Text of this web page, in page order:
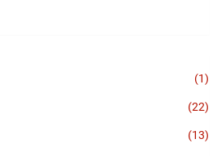
(1)
(22)
(13)